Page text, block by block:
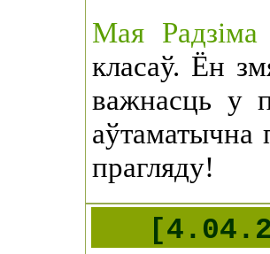
Мая Радзіма
класаў. Ён
важнасць у
аўтаматычна
прагляду!